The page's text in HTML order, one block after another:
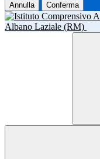
Annulla Conferma
Albano Laziale (RM)